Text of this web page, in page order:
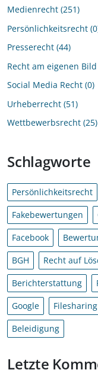
Medienrecht 251
Persönlichkeitsrecht 0
Presserecht 44
Recht am eigenen Bild
Social Media Recht 0
Urheberrecht 51
Wettbewerbsrecht 25
Schlagworte
Persönlichkeitsrecht
Fakebewertungen
Facebook
BGH
Recht auf
Berichterstattung
Google
Filesharing
Beleidigung
Letzte